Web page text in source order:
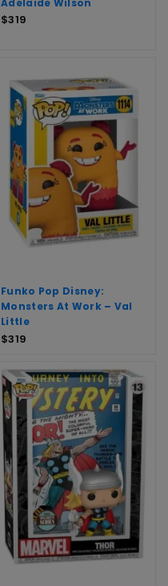
$319
Funko Pop Disney:
Monsters At Work – Val
Little
$319